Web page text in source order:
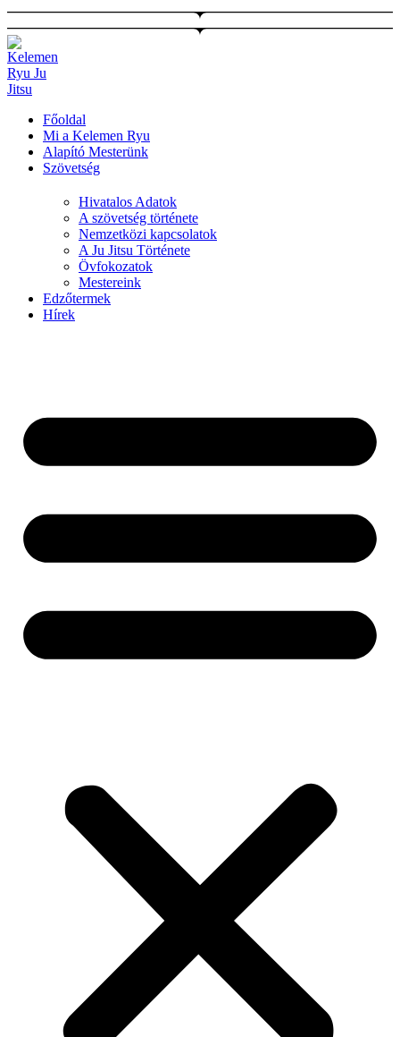
Ugrás
a
tartalomhoz
Főoldal
Mi a Kelemen Ryu
Alapító Mesterünk
Szövetség
Hivatalos Adatok
A szövetség története
Nemzetközi kapcsolatok
A Ju Jitsu Története
Övfokozatok
Mestereink
Edzőtermek
Hírek